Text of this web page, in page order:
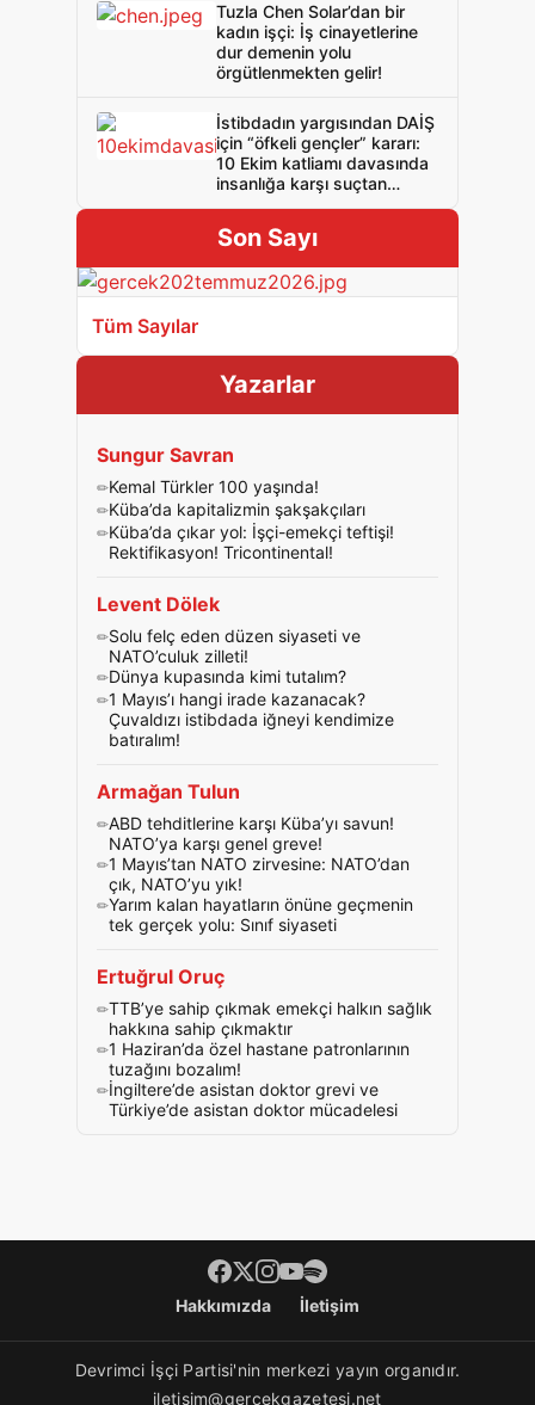
Tuzla Chen Solar’dan bir
kadın işçi: İş cinayetlerine
dur demenin yolu
örgütlenmekten gelir!
İstibdadın yargısından DAİŞ
için “öfkeli gençler” kararı:
10 Ekim katliamı davasında
insanlığa karşı suçtan
Son Sayı
Tüm Sayılar
Yazarlar
Sungur Savran
Kemal Türkler 100 yaşında!
Küba’da kapitalizmin şakşakçıları
Küba’da çıkar yol: İşçi-emekçi teftişi!
Rektifikasyon! Tricontinental!
Levent Dölek
Solu felç eden düzen siyaseti ve
NATO’culuk zilleti!
Dünya kupasında kimi tutalım?
1 Mayıs’ı hangi irade kazanacak?
Çuvaldızı istibdada iğneyi kendimize
batıralım!
Armağan Tulun
ABD tehditlerine karşı Küba’yı savun!
NATO’ya karşı genel greve!
1 Mayıs’tan NATO zirvesine: NATO’dan
çık, NATO’yu yık!
Yarım kalan hayatların önüne geçmenin
tek gerçek yolu: Sınıf siyaseti
Ertuğrul Oruç
TTB’ye sahip çıkmak emekçi halkın sağlık
hakkına sahip çıkmaktır
1 Haziran’da özel hastane patronlarının
tuzağını bozalım!
İngiltere’de asistan doktor grevi ve
Türkiye’de asistan doktor mücadelesi
Footer menüHakkımızda İletişim
Devrimci İşçi Partisi'nin merkezi yayın organıdır.
iletisim@gercekgazetesi.net